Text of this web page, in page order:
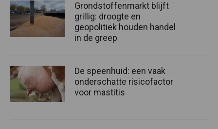
Grondstoffenmarkt blijft
grillig: droogte en
geopolitiek houden handel
in de greep
De speenhuid: een vaak
onderschatte risicofactor
voor mastitis